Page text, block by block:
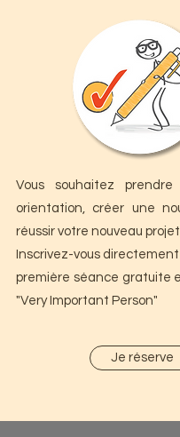
Vous souhaitez prendre
orientation, créer une
réussir votre nouveau
​Inscrivez-vous
première séance gratuite
"Very Important Person"
Je réserve